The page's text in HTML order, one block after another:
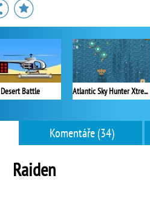
Desert Battle Atlantic Sky Hunter Xtreme
Komentáře (34)
Raiden